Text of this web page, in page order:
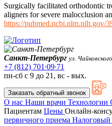
Surgically facilitated orthodontic
aligners for severe malocclusion
https://pubmed.ncbi.nlm.nih.gov/
Санкт-Петербург ул.
+7 (812) 701∙09∙71
пн-сб с 9 до 21, вс - вых.
Заказать обратный звонок
О нас Наши врачи Технологии
Пациентам Цены Онлайн-
первичного приема Налоговый